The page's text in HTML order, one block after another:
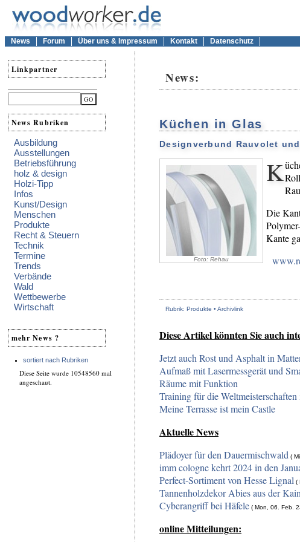
News Forum Über uns & Impressum Kontakt Datenschutz
Linkpartner
News Rubriken
Ausbildung
Ausstellungen
Betriebsführung
holz & design
Holzi-Tipp
Infos
Kunst/Design
Menschen
Produkte
Recht & Steuern
Technik
Termine
Trends
Verbände
Wald
Wettbewerbe
Wirtschaft
mehr News ?
sortiert nach Rubriken
Diese Seite wurde 10548560 mal
angeschaut.
News:
Küchen in Glas
Designverbund Rauvolet
Foto: Rehau
K
Die
Kante
Rubrik: Produkte • Archivlink
Diese Artikel könnten Sie auch
Jetzt auch Rost und Asphalt in
Aufmaß mit Lasermessgerät und
Räume mit Funktion
Training für die Weltmeisterschaften
Meine Terrasse ist mein Castle
Aktuelle News
Plädoyer für den Dauermischwald (
imm cologne kehrt 2024 in den
Perfect-Sortiment von Hesse Lignal (
Tannenholzdekor Abies aus der
Cyberangriff bei Häfele ( Mon, 06. Feb.
online Mitteilungen: